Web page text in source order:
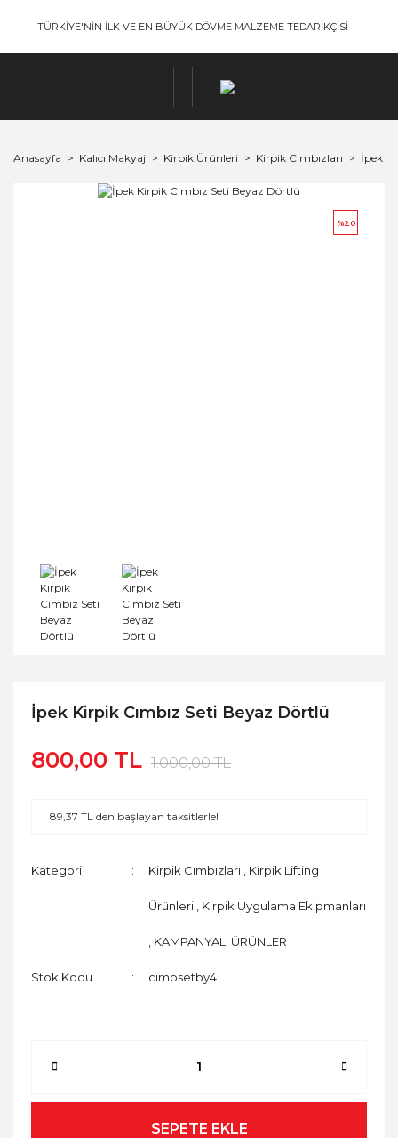
TÜRKİYE'NİN İLK VE EN BÜYÜK DÖVME MALZEME TEDARİKÇİSİ
Anasayfa Kalıcı Makyaj Kirpik Ürünleri Kirpik Cımbızları İpek
%20
İpek Kirpik Cımbız Seti Beyaz Dörtlü
800,00 TL 1.000,00 TL
89,37 TL den başlayan taksitlerle!
Kategori Kirpik Cımbızları Kirpik Lifting
Ürünleri Kirpik Uygulama Ekipmanları
KAMPANYALI ÜRÜNLER
Stok Kodu cimbsetby4
SEPETE EKLE